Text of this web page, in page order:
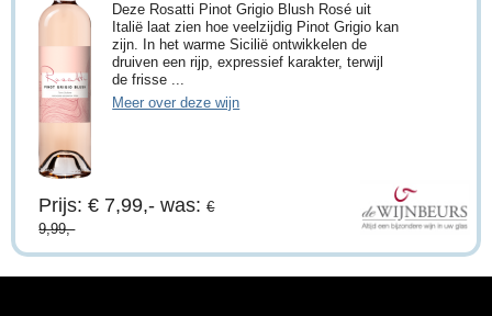
Deze Rosatti Pinot Grigio Blush Rosé uit
Italië laat zien hoe veelzijdig Pinot Grigio kan
zijn. In het warme Sicilië ontwikkelen de
druiven een rijp, expressief karakter, terwijl
de frisse ...
Meer over deze wijn
Prijs: € 7,99,-was:€
9,99,-